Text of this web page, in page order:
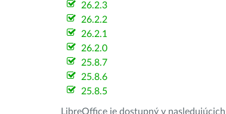
26.2.3
26.2.2
26.2.1
26.2.0
25.8.7
25.8.6
25.8.5
LibreOffice je dostupný v nasledujúcich